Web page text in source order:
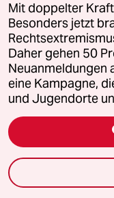
Mehr taz
Reisen
Kantine
Shop
Anzeigen
Mit doppelter
Besonders jetzt
Daher gehen 50
Neuanmeldungen
eine Kampagne,
und Jugendorte